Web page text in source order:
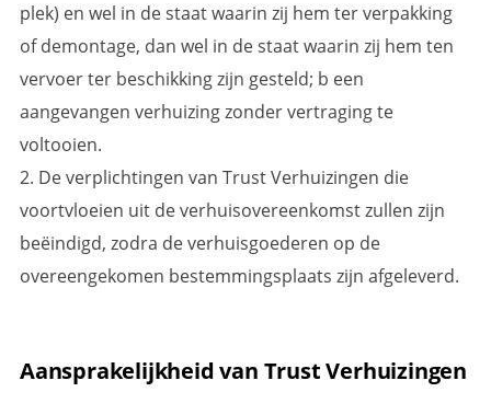
plek) en wel in de staat waarin zij hem ter verpakking
of demontage, dan wel in de staat waarin zij hem ten
vervoer ter beschikking zijn gesteld; b een
aangevangen verhuizing zonder vertraging te
voltooien.
2. De verplichtingen van Trust Verhuizingen die
voortvloeien uit de verhuisovereenkomst zullen zijn
beëindigd, zodra de verhuisgoederen op de
overeengekomen bestemmingsplaats zijn afgeleverd.
Aansprakelijkheid van Trust Verhuizingen